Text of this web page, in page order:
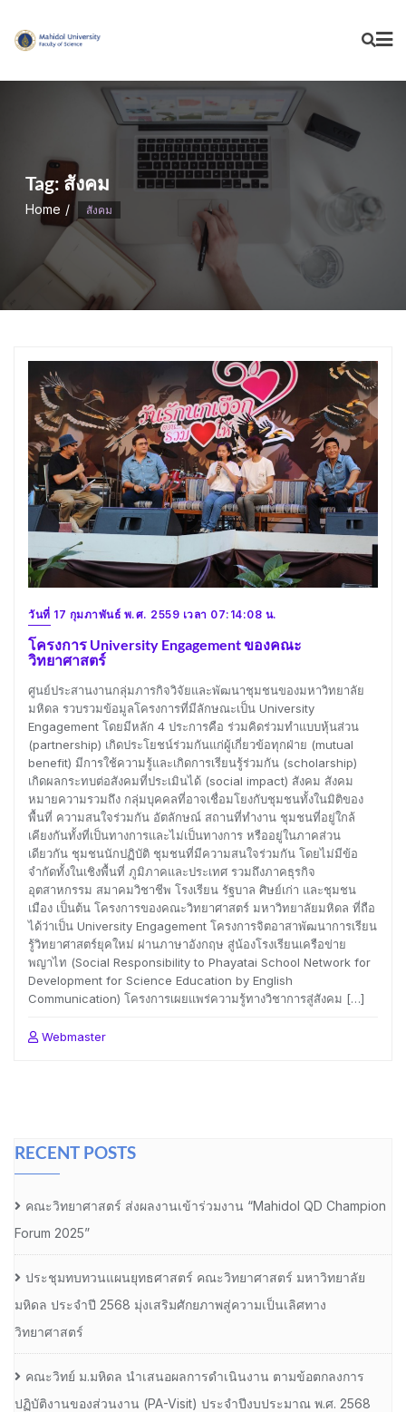
content
Tag: สังคม
Home สังคม
วันที่ 17 กุมภาพันธ์ พ.ศ. 2559 เวลา 07:14:08 น.
โครงการ University Engagement ของคณะ
วิทยาศาสตร์
ศูนย์ประสานงานกลุ่มภารกิจวิจัยและพัฒนาชุมชนของมหาวิทยาลัย
มหิดล รวบรวมข้อมูลโครงการที่มีลักษณะเป็น University
Engagement โดยมีหลัก 4 ประการคือ ร่วมคิดร่วมทำแบบหุ้นส่วน
(partnership) เกิดประโยชน์ร่วมกันแก่ผู้เกี่ยวข้อทุกฝ่าย (mutual
benefit) มีการใช้ความรู้และเกิดการเรียนรู้ร่วมกัน (scholarship)
เกิดผลกระทบต่อสังคมที่ประเมินได้ (social impact) สังคม สังคม
หมายความรวมถึง กลุ่มบุคคลที่อาจเชื่อมโยงกับชุมชนทั้งในมิติของ
พื้นที่ ความสนใจร่วมกัน อัตลักษณ์ สถานที่ทำงาน ชุมชนที่อยู่ใกล้
เคียงกันทั้งที่เป็นทางการและไม่เป็นทางการ หรืออยู่ในภาคส่วน
เดียวกัน ชุมชนนักปฏิบัติ ชุมชนที่มีความสนใจร่วมกัน โดยไม่มีข้อ
จำกัดทั้งในเชิงพื้นที่ ภูมิภาคและประเทศ รวมถึงภาคธุรกิจ
อุตสาหกรรม สมาคมวิชาชีพ โรงเรียน รัฐบาล ศิษย์เก่า และชุมชน
เมือง เป็นต้น โครงการของคณะวิทยาศาสตร์ มหาวิทยาลัยมหิดล ที่ถือ
ได้ว่าเป็น University Engagement โครงการจิตอาสาพัฒนาการเรียน
รู้วิทยาศาสตร์ยุคใหม่ ผ่านภาษาอังกฤษ สู่น้องโรงเรียนเครือข่าย
พญาไท (Social Responsibility to Phayatai School Network for
Development for Science Education by English
Communication) โครงการเผยแพร่ความรู้ทางวิชาการสู่สังคม […]
Webmaster
RECENT POSTS
คณะวิทยาศาสตร์ ส่งผลงานเข้าร่วมงาน “Mahidol QD Champion
Forum 2025”
ประชุมทบทวนแผนยุทธศาสตร์ คณะวิทยาศาสตร์ มหาวิทยาลัย
มหิดล ประจำปี 2568 มุ่งเสริมศักยภาพสู่ความเป็นเลิศทาง
วิทยาศาสตร์
คณะวิทย์ ม.มหิดล นำเสนอผลการดำเนินงาน ตามข้อตกลงการ
ปฏิบัติงานของส่วนงาน (PA-Visit) ประจำปีงบประมาณ พ.ศ. 2568